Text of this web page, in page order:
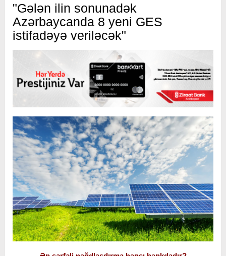
"Gələn ilin sonunadək
Azərbaycanda 8 yeni GES
istifadəyə veriləcək"